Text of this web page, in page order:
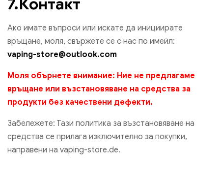
Ако имате въпроси или искате да инициирате
връщане, моля, свържете се с нас по имейл:
vaping-store@outlook.com
Моля обърнете внимание: Ние не предлагаме
връщане или възстановяване на средства за
продукти без качествени дефекти.
Забележете: Тази политика за възстановяване на
средства се прилага изключително за покупки,
направени на vaping-store.de.